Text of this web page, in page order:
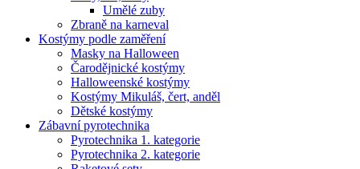
Umělé zuby
Zbraně na karneval
Kostýmy podle zaměření
Masky na Halloween
Čarodějnické kostýmy
Halloweenské kostýmy
Kostýmy Mikuláš, čert, anděl
Dětské kostýmy
Zábavní pyrotechnika
Pyrotechnika 1. kategorie
Pyrotechnika 2. kategorie